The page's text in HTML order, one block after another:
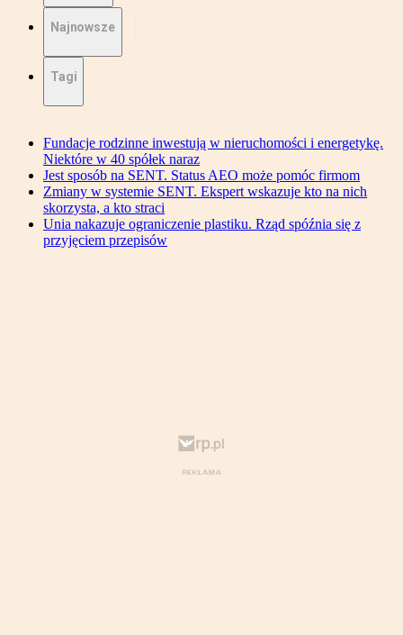
Najnowsze
Tagi
Fundacje rodzinne inwestują w nieruchomości i energetykę.
Niektóre w 40 spółek naraz
Jest sposób na SENT. Status AEO może pomóc firmom
Zmiany w systemie SENT. Ekspert wskazuje kto na nich
skorzysta, a kto straci
Unia nakazuje ograniczenie plastiku. Rząd spóźnia się z
przyjęciem przepisów